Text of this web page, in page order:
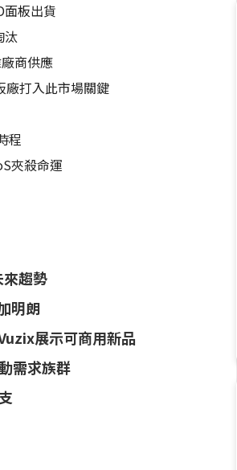
板出貨
汰
商供應
廠打入此市場關鍵
程
夾殺命運
趨勢
明朗
展示可商用新品
需求族群